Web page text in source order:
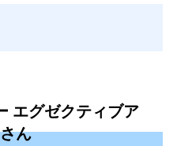
エグゼクティブア
ん